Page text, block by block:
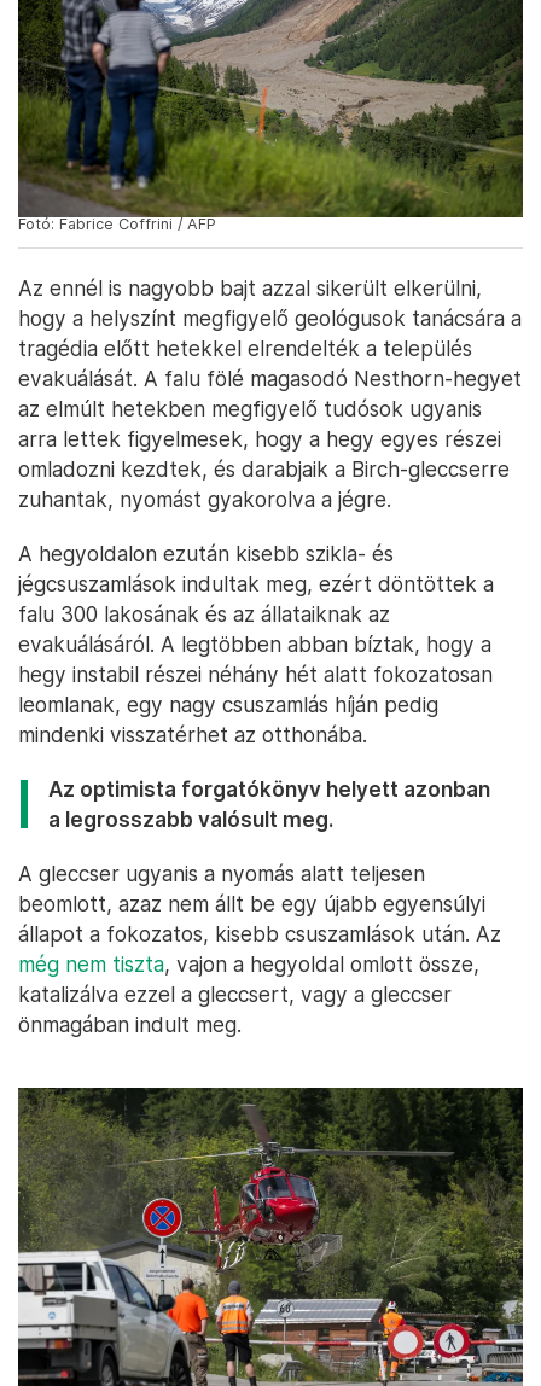
Fotó: Fabrice Coffrini / AFP
Az ennél is nagyobb bajt azzal sikerült elkerülni,
hogy a helyszínt megfigyelő geológusok tanácsára a
tragédia előtt hetekkel elrendelték a település
evakuálását. A falu fölé magasodó Nesthorn-hegyet
az elmúlt hetekben megfigyelő tudósok ugyanis
arra lettek figyelmesek, hogy a hegy egyes részei
omladozni kezdtek, és darabjaik a Birch-gleccserre
zuhantak, nyomást gyakorolva a jégre.
A hegyoldalon ezután kisebb szikla- és
jégcsuszamlások indultak meg, ezért döntöttek a
falu 300 lakosának és az állataiknak az
evakuálásáról. A legtöbben abban bíztak, hogy a
hegy instabil részei néhány hét alatt fokozatosan
leomlanak, egy nagy csuszamlás híján pedig
mindenki visszatérhet az otthonába.
Az optimista forgatókönyv helyett azonban
a legrosszabb valósult meg.
A gleccser ugyanis a nyomás alatt teljesen
beomlott, azaz nem állt be egy újabb egyensúlyi
állapot a fokozatos, kisebb csuszamlások után. Az
még nem tiszta, vajon a hegyoldal omlott össze,
katalizálva ezzel a gleccsert, vagy a gleccser
önmagában indult meg.